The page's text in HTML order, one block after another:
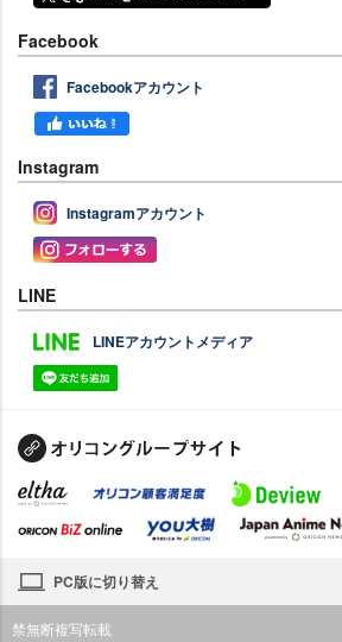
Facebook
Facebookアカウント
Instagram
Instagramアカウント
LINE
LINEアカウントメディア
PC版に切り替え
禁無断複写転載